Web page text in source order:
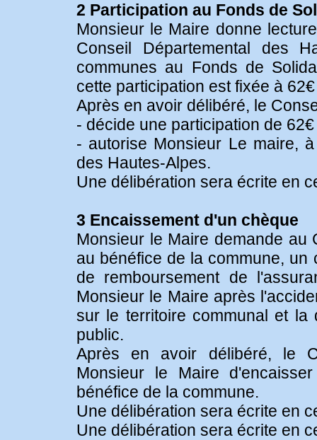
2 Participation au Fonds de
Monsieur le Maire donne
Conseil Départemental des
communes au Fonds de
cette participation est fixée à
Après en avoir délibéré, le
- décide une participation de
- autorise Monsieur Le maire,
des Hautes-Alpes.
Une délibération sera écrite en
3 Encaissement d'un chèque
Monsieur le Maire demande au
au bénéfice de la commune,
de remboursement de
Monsieur le Maire après
sur le territoire communal et la
public.
Après en avoir délibéré, le
Monsieur le Maire
bénéfice de la commune.
Une délibération sera écrite en
Une délibération sera écrite en